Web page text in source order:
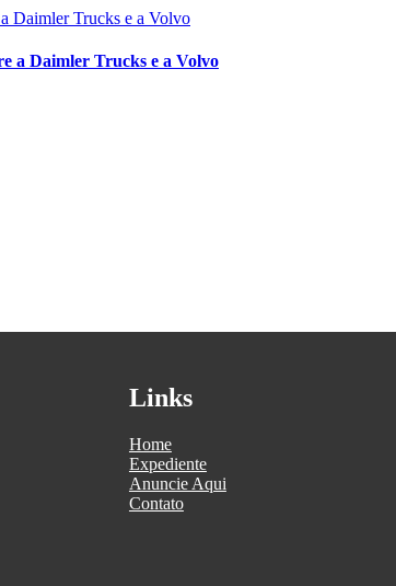
a Daimler Trucks e a Volvo
Links
Home
Expediente
Anuncie Aqui
Contato